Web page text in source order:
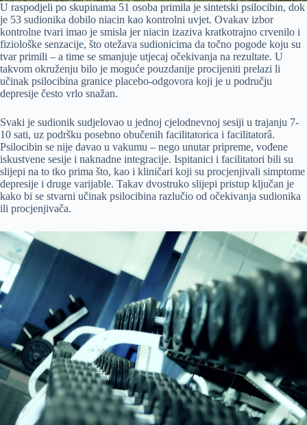
U raspodjeli po skupinama 51 osoba primila je sintetski psilocibin, dok
je 53 sudionika dobilo niacin kao kontrolni uvjet. Ovakav izbor
kontrolne tvari imao je smisla jer niacin izaziva kratkotrajno crvenilo i
fiziološke senzacije, što otežava sudionicima da točno pogode koju su
tvar primili – a time se smanjuje utjecaj očekivanja na rezultate. U
takvom okruženju bilo je moguće pouzdanije procijeniti prelazi li
učinak psilocibina granice placebo-odgovora koji je u području
depresije često vrlo snažan.
Svaki je sudionik sudjelovao u jednoj cjelodnevnoj sesiji u trajanju 7-
10 sati, uz podršku posebno obučenih facilitatorica i facilitatorâ.
Psilocibin se nije davao u vakumu – nego unutar pripreme, vođene
iskustvene sesije i naknadne integracije. Ispitanici i facilitatori bili su
slijepi na to tko prima što, kao i kliničari koji su procjenjivali simptome
depresije i druge varijable. Takav dvostruko slijepi pristup ključan je
kako bi se stvarni učinak psilocibina razlučio od očekivanja sudionika
ili procjenjivača.